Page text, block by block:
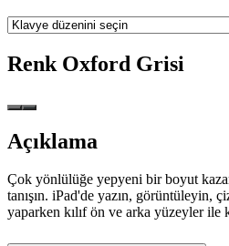
Renk Oxford Grisi
Açıklama
Çok yönlülüğe yepyeni bir boyut
tanışın. iPad'de yazın, görüntüleyin,
yaparken kılıf ön ve arka yüzeyler ile